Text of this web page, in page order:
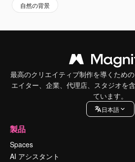
自然の背景
最高のクリエイティブ制作を導くため
エイター、企業、代理店、スタジオを
ています。
日本語
製品
Spaces
AI アシスタント